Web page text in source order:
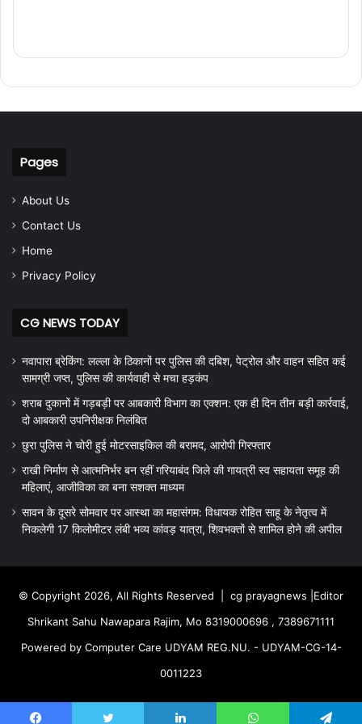
Pages
About Us
Contact Us
Home
Privacy Policy
CG NEWS TODAY
नवापारा ब्रेकिंग: लल्ला के ठिकानों पर पुलिस की दबिश, पेट्रोल और वाहन सहित कई
सामग्री जप्त, पुलिस की कार्यवाही से मचा हड़कंप
शराब दुकानों में गड़बड़ी पर आबकारी विभाग का एक्शन: एक ही दिन तीन बड़ी कार्रवाई,
दो आबकारी उपनिरीक्षक निलंबित
छुरा पुलिस ने चोरी हुई मोटरसाइकिल की बरामद, आरोपी गिरफ्तार
राखी निर्माण से आत्मनिर्भर बन रहीं गरियाबंद जिले की गायत्री स्व सहायता समूह की
महिलाएं, आजीविका का बना सशक्त माध्यम
सावन के दूसरे सोमवार पर आस्था का महासंगम: विधायक रोहित साहू के नेतृत्व में
निकलेगी 17 किलोमीटर लंबी भव्य कांवड़ यात्रा, शिवभक्तों से शामिल होने की अपील
© Copyright 2026, All Rights Reserved | cg prayagnews |Editor
Shrikant Sahu Nawapara Rajim, Mo 8319000696 , 7389671111
Powered by Computer Care UDYAM REG.NU. - UDYAM-CG-14-
0011223